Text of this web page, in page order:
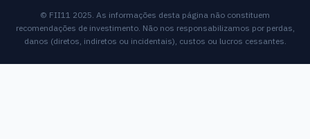
© FII11 2025. As informações desta página não constituem
recomendações de investimento. Não nos responsabilizamos por perdas,
danos (diretos, indiretos ou incidentais), custos ou lucros cessantes.